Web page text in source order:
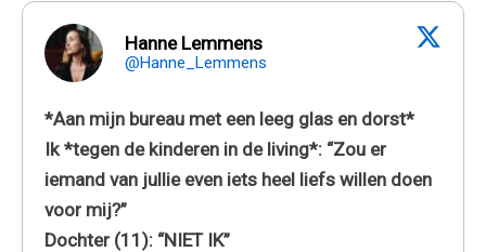
Hanne Lemmens
@Hanne_Lemmens
*Aan mijn bureau met een leeg glas en dorst*
Ik *tegen de kinderen in de living*: “Zou er
iemand van jullie even iets heel liefs willen doen
voor mij?”
Dochter (11): “NIET IK”